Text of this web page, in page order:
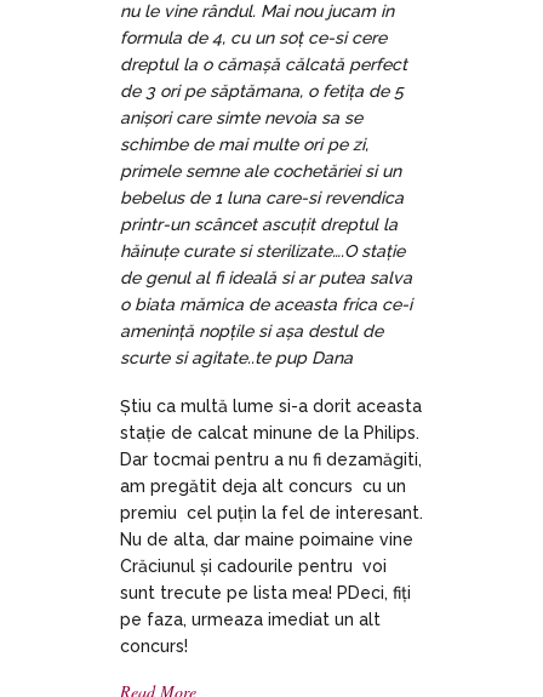
nu le vine rândul. Mai nou jucam in
formula de 4, cu un soț ce-si cere
dreptul la o cămașă călcată perfect
de 3 ori pe săptămana, o fetița de 5
anișori care simte nevoia sa se
schimbe de mai multe ori pe zi,
primele semne ale cochetăriei si un
bebelus de 1 luna care-si revendica
printr-un scâncet ascuțit dreptul la
hăinuțe curate si sterilizate….O stație
de genul al fi ideală si ar putea salva
o biata mămica de aceasta frica ce-i
amenință nopțile si așa destul de
scurte si agitate..te pup Dana
Știu ca multă lume si-a dorit aceasta
stație de calcat minune de la Philips.
Dar tocmai pentru a nu fi dezamăgiti,
am pregătit deja alt concurs cu un
premiu cel puțin la fel de interesant.
Nu de alta, dar maine poimaine vine
Crăciunul și cadourile pentru voi
sunt trecute pe lista mea! PDeci, fiți
pe faza, urmeaza imediat un alt
concurs!
Read More